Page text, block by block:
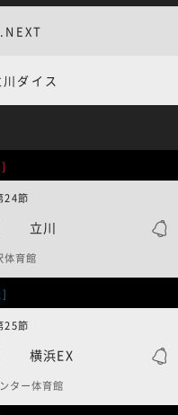
川ダイス
立川
節
体育館
横浜EX
節
ター体育館